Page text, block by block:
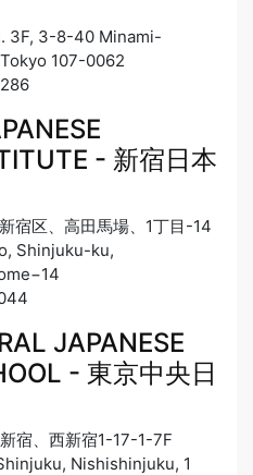
3F, 3-8-40 Minami-
107-0062
- 新宿日本
宿区、高田馬場、1丁目-14
Shinjuku-ku,
JAPANESE
- 東京中央日
宿、西新宿1-17-1-7F
Nishishinjuku, 1